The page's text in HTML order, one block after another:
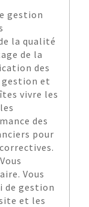
gestion
la qualité
de la
des
gestion et
vivre les
des
pour
Vous
de gestion
et les